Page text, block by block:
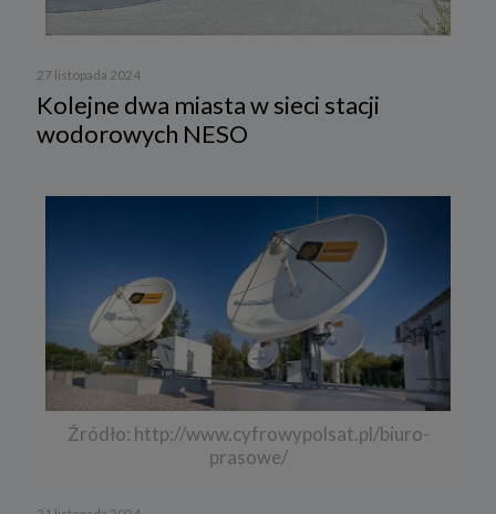
27 listopada 2024
Kolejne dwa miasta w sieci stacji
wodorowych NESO
Źródło: http://www.cyfrowypolsat.pl/biuro-
prasowe/